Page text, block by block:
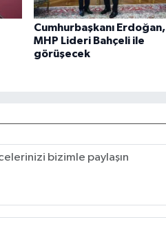
Cumhurbaşkanı Erdoğan,
MHP Lideri Bahçeli ile
görüşecek